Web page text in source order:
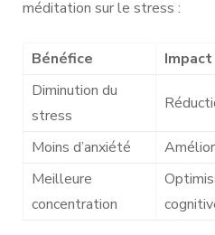
méditation sur le stress :
Bénéfice
Impact
Diminution du
stress
Moins d’anxiété
Meilleure
concentration